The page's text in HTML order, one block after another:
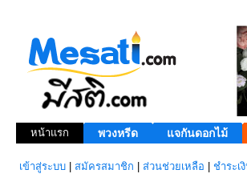
หน้าแรก พวงหรีด แจกันดอกไม้
เข้าสู่ระบบ สมัครสมาชิก ส่วนช่วยเหลือ ชำระเ